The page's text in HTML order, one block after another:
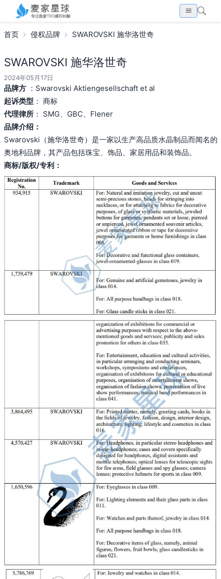
首页 侵权品牌 SWAROVSKI 施华洛世奇
SWAROVSKI 施华洛世奇
2024年05月17日
品牌方：Swarovski Aktiengesellschaft et al
起诉类型 ： 商标
代理律所： SMG、GBC、Flener
品牌介绍：
Swarovski（施华洛世奇）是一家以生产高品质水晶制品而闻名的
奥地利品牌，其产品包括珠宝、饰品、家居用品和装饰品。
商标/版权/专利：